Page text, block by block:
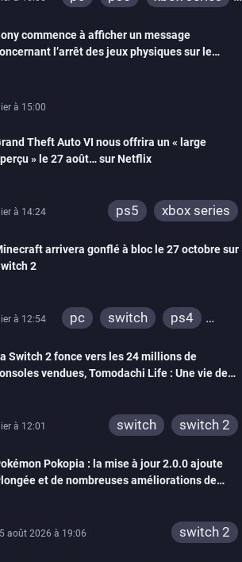
ps4
xbox one
switch 2
commence à afficher un message
l’arrêt des jeux physiques sur le
à 15:00
Theft Auto VI nous offrira un « large
» le 27 août… sur Netflix
à 14:24 ps5 xbox series
arrivera gonflé à bloc le 27 octobre sur
2
à 12:54 pc switch
ps4
wiiu
3ds
ps3
xbox 360
switch 2
Switch 2 fonce vers les 24 millions de
vendues, Tomodachi Life : Une vie de
à 12:01 switch switch 2
Pokopia : la mise à jour 2.0.0 ajoute
et de nombreuses améliorations de
août 2026 à 19:06 switch 2